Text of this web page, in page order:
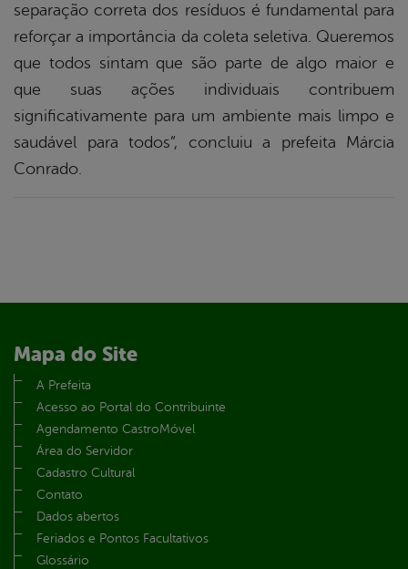
separação correta dos resíduos é fundamental para
reforçar a importância da coleta seletiva. Queremos
que todos sintam que são parte de algo maior e
que suas ações individuais contribuem
significativamente para um ambiente mais limpo e
saudável para todos”, concluiu a prefeita Márcia
Conrado.
Mapa do Site
A Prefeita
Acesso ao Portal do Contribuinte
Agendamento CastroMóvel
Área do Servidor
Cadastro Cultural
Contato
Dados abertos
Feriados e Pontos Facultativos
Glossário